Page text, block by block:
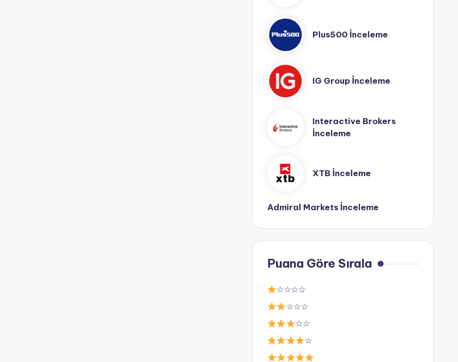
Plus500 İnceleme
IG Group İnceleme
Interactive Brokers
İnceleme
XTB İnceleme
Admiral Markets İnceleme
Puana Göre Sırala
☆☆☆☆
☆☆☆
☆☆
☆